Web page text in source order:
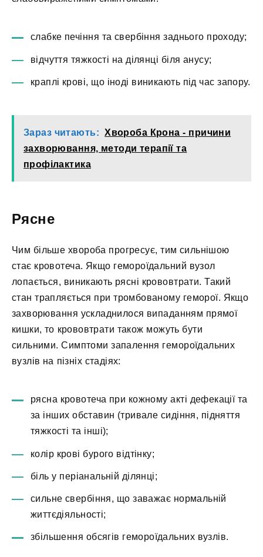
слабке печіння та свербіння заднього проходу;
відчуття тяжкості на ділянці біля анусу;
краплі крові, що іноді виникають під час запору.
Зараз читають: Хвороба Крона - причини
захворювання, методи терапії та
профілактика
Рясне
Чим більше хвороба прогресує, тим сильнішою
стає кровотеча. Якщо гемороїдальний вузол
лопається, виникають рясні крововтрати. Такий
стан трапляється при тромбованому геморої. Якщо
захворювання ускладнилося випаданням прямої
кишки, то крововтрати також можуть бути
сильними. Симптоми запалення гемороїдальних
вузлів на пізніх стадіях:
рясна кровотеча при кожному акті дефекації та
за інших обставин (тривале сидіння, підняття
тяжкості та інші);
колір крові бурого відтінку;
біль у періанальній ділянці;
сильне свербіння, що заважає нормальній
життєдіяльності;
збільшення обсягів гемороїдальних вузлів.